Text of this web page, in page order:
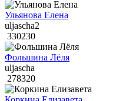
Ульянова Елена
uljascha2
330230
Фольшина Лёля
uljascha
278320